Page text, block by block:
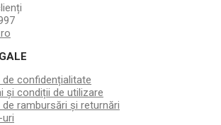
de confidențialitate
și condiții de utilizare
rambursări și returnări